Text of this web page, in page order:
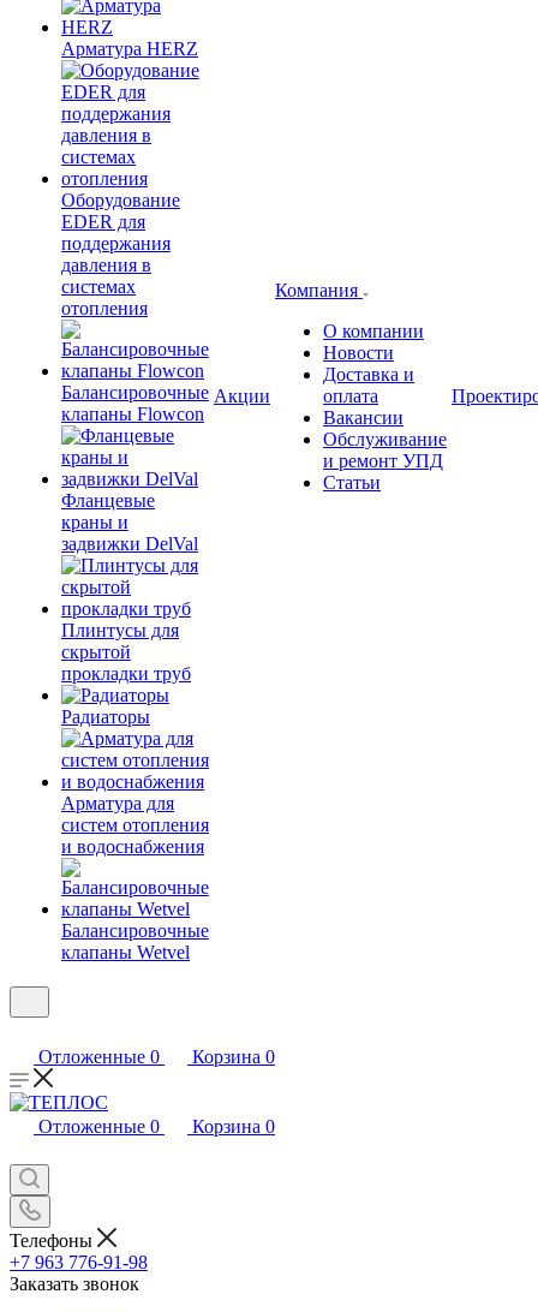
Арматура HERZ
Оборудование
EDER для
поддержания
давления в
системах
отопления
Балансировочные
клапаны Flowcon
Фланцевые
краны и
задвижки DelVal
Плинтусы для
скрытой
прокладки труб
Радиаторы
Арматура для
систем отопления
и водоснабжения
Балансировочные
клапаны Wetvel
Акции
Компания
О компании
Новости
Доставка и
оплата
Вакансии
Обслуживание
и ремонт УПД
Статьи
Отложенные 0 Корзина 0
Отложенные 0 Корзина 0
Телефоны
+7 963 776-91-98
Заказать звонок